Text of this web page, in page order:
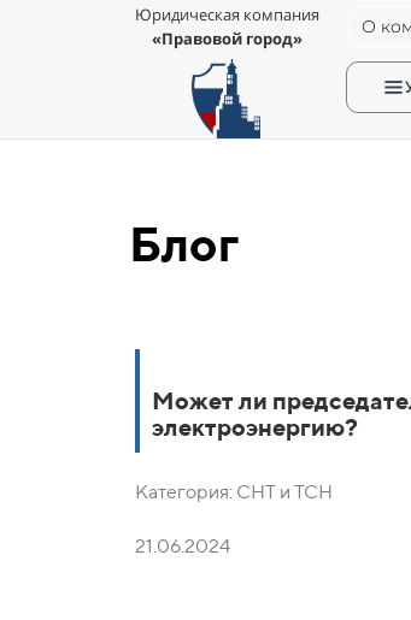
Юридическая компания
«Правовой город»
О
Блог
Может ли
электроэнергию?
Категория: СНТ и ТСН
21.06.2024